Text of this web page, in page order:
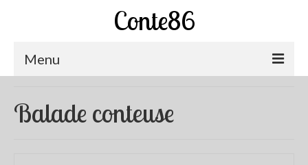
Conte86
Menu
Actualités Abracadaconte
Balade conteuse